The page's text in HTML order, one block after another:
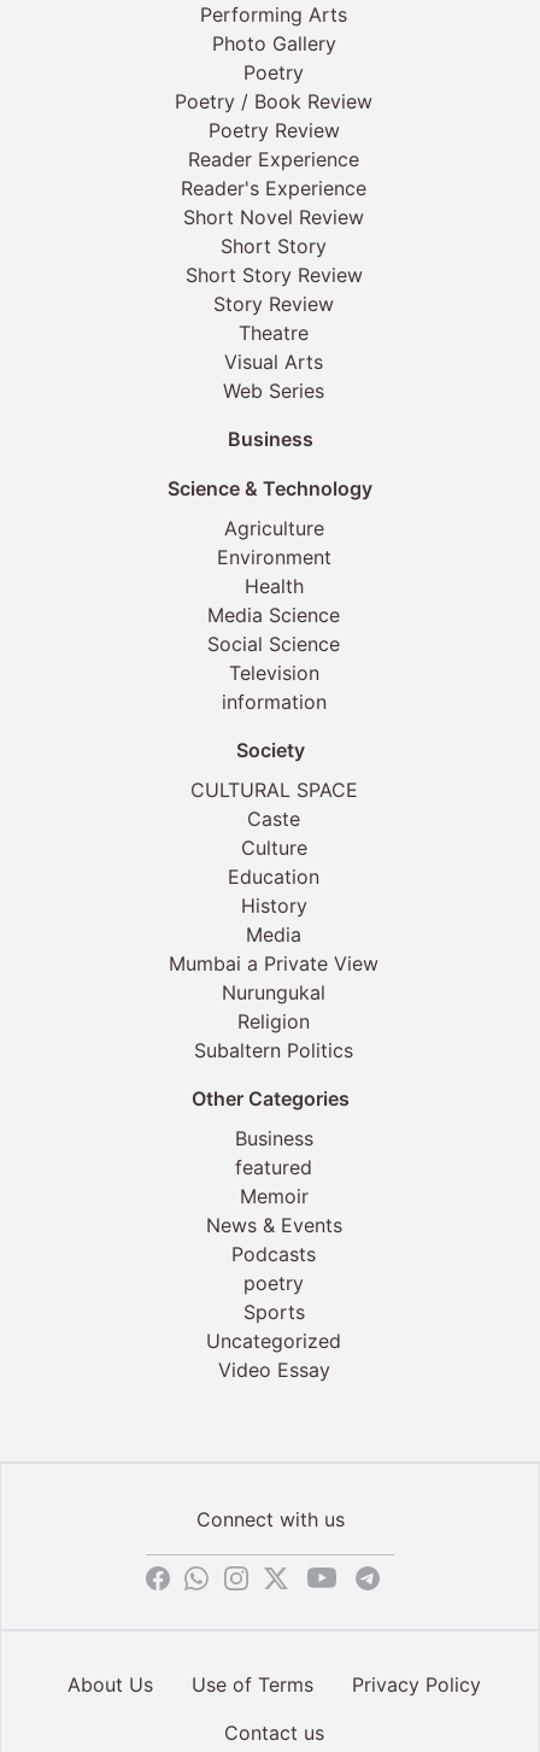
Performing Arts
Photo Gallery
Poetry
Poetry / Book Review
Poetry Review
Reader Experience
Reader's Experience
Short Novel Review
Short Story
Short Story Review
Story Review
Theatre
Visual Arts
Web Series
Business
Science & Technology
Agriculture
Environment
Health
Media Science
Social Science
Television
information
Society
CULTURAL SPACE
Caste
Culture
Education
History
Media
Mumbai a Private View
Nurungukal
Religion
Subaltern Politics
Other Categories
Business
featured
Memoir
News & Events
Podcasts
poetry
Sports
Uncategorized
Video Essay
Connect with us
About Us Use of Terms
Privacy Policy
Contact us